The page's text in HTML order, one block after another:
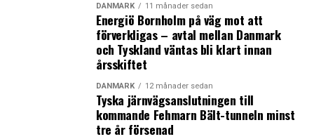
DANMARK 11 månader sedan
Energiö Bornholm på väg mot att
förverkligas – avtal mellan Danmark
och Tyskland väntas bli klart innan
årsskiftet
DANMARK 12 månader sedan
Tyska järnvägsanslutningen till
kommande Fehmarn Bält-tunneln minst
tre år försenad